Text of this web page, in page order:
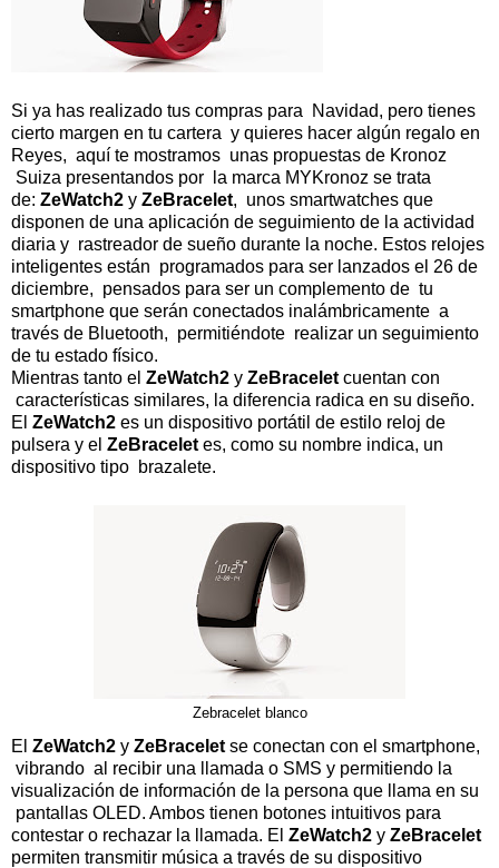
Si ya has realizado tus compras para Navidad, pero tienes
cierto margen en tu cartera y quieres hacer algún regalo en
Reyes, aquí te mostramos unas propuestas de Kronoz
Suiza presentandos por la marca MYKronoz se trata
de: ZeWatch2 y ZeBracelet, unos smartwatches que
disponen de una aplicación de seguimiento de la actividad
diaria y rastreador de sueño durante la noche. Estos relojes
inteligentes están programados para ser lanzados el 26 de
diciembre, pensados para ser un complemento de tu
smartphone que serán conectados inalámbricamente a
través de Bluetooth, permitiéndote realizar un seguimiento
de tu estado físico.
Mientras tanto el ZeWatch2 y ZeBracelet cuentan con
características similares, la diferencia radica en su diseño.
El ZeWatch2 es un dispositivo portátil de estilo reloj de
pulsera y el ZeBracelet es, como su nombre indica, un
dispositivo tipo brazalete.
Zebracelet blanco
El ZeWatch2 y ZeBracelet se conectan con el smartphone,
vibrando al recibir una llamada o SMS y permitiendo la
visualización de información de la persona que llama en su
pantallas OLED. Ambos tienen botones intuitivos para
contestar o rechazar la llamada. El ZeWatch2 y ZeBracelet
permiten transmitir música a través de su dispositivo